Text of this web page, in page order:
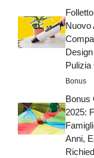
Nuovo
Pulizia
Bonus
Bonus
2025:
Anni,